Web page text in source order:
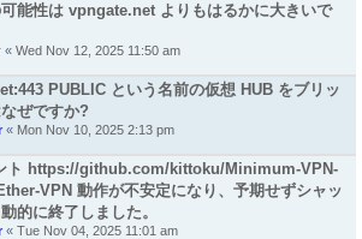
能性は vpngate.net よりもはるかに大きいで
« Wed Nov 12, 2025 11:50 am
PUBLIC という名前の仮想 HUB をブリッ
ぜですか?
« Mon Nov 10, 2025 2:13 pm
ト https://github.com/kittoku/Minimum-VPN-
VPN 動作が不安定になり、予期せずシャッ
的に終了しました。
« Tue Nov 04, 2025 11:01 am